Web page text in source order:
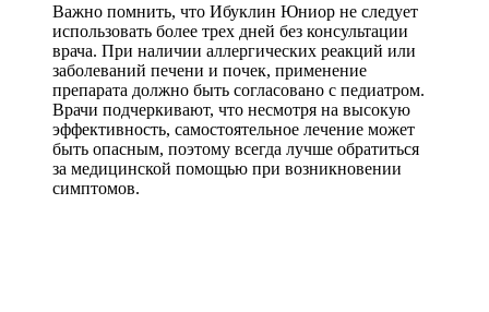
Важно помнить, что Ибуклин Юниор не следует
использовать более трех дней без консультации
врача. При наличии аллергических реакций или
заболеваний печени и почек, применение
препарата должно быть согласовано с педиатром.
Врачи подчеркивают, что несмотря на высокую
эффективность, самостоятельное лечение может
быть опасным, поэтому всегда лучше обратиться
за медицинской помощью при возникновении
симптомов.